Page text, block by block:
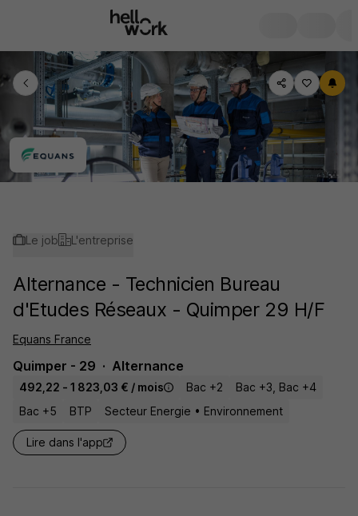
Le job L'entreprise
Alternance - Technicien Bureau
d'Etudes Réseaux - Quimper 29 H/F
Equans France
Quimper - 29 Alternance
492,22 - 1 823,03 € / mois Bac +2
Bac +3, Bac +4
Bac +5
BTP Secteur Energie • Environnement
Lire dans l'app